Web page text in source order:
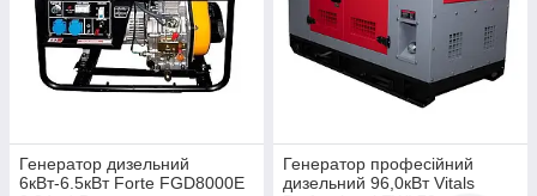
Генератор дизельний
6кВт-6.5кВт Forte FGD8000E
Генератор професійний
дизельний 96,0кВт Vitals